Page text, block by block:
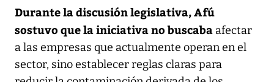
Durante la discusión legislativa, Afú
sostuvo que la iniciativa no buscaba afectar
a las empresas que actualmente operan en el
sector, sino establecer reglas claras para